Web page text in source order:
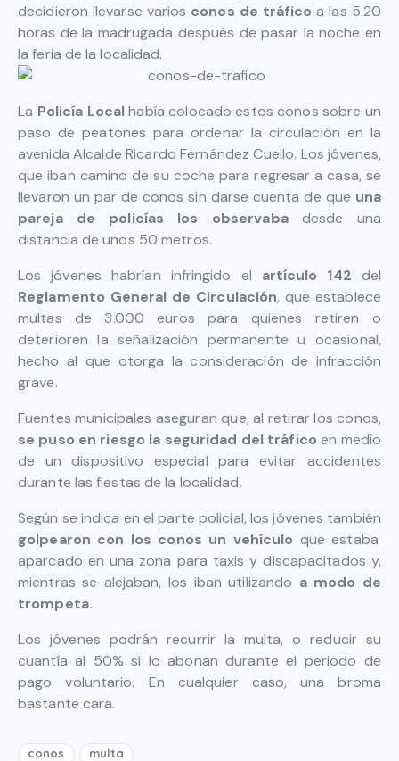
decidieron llevarse varios conos de tráfico a las 5.20
horas de la madrugada después de pasar la noche en
la feria de la localidad.
La Policía Localhabía colocado estos conos sobre un
paso de peatones para ordenar la circulación en la
avenida Alcalde Ricardo Fernández Cuello. Los jóvenes,
que iban camino de su coche para regresar a casa, se
llevaron un par de conos sin darse cuenta de que una
pareja de policías los observabadesde una
distancia de unos 50 metros.
Los jóvenes habrían infringido el artículo 142 del
Reglamento General de Circulación, que establece
multas de 3.000 euros para quienes retiren o
deterioren la señalización permanente u ocasional,
hecho al que otorga la consideración de infracción
grave.
Fuentes municipales aseguran que, al retirar los conos,
se puso en riesgo la seguridad del tráfico en medio
de un dispositivo especial para evitar accidentes
durante las fiestas de la localidad.
Según se indica en el parte policial, los jóvenes también
golpearon con los conos un vehículo que estaba
aparcado en una zona para taxis y discapacitados y,
mientras se alejaban, los iban utilizando a modo de
trompeta.
Los jóvenes podrán recurrir la multa, o reducir su
cuantía al 50% si lo abonan durante el periodo de
pago voluntario. En cualquier caso, una broma
bastante cara.
conos multa